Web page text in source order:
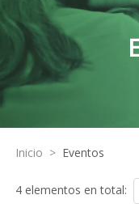
Inicio > Eventos
4 elementos en total: